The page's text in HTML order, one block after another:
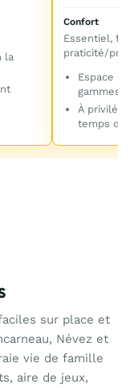
la
Confort
Essentiel,
praticité/prix
Espace
gammes
À
temps
sur place et
Névez et
vie de famille
aire de jeux,